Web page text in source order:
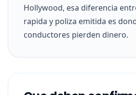
Hollywood, esa diferencia
rapida y poliza emitida es
conductores pierden dinero.